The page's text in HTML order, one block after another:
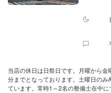
当店の休日は日祭日です。月曜から
分までとなっております。土曜日の
ています。常時1～2名の整備士在中